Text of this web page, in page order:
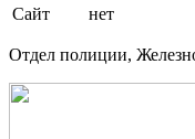
Сайт
нет
Отдел полиции,